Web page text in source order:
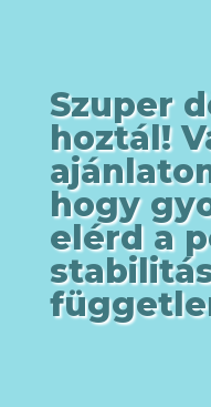
Szuper
hoztál!
hogy
elérd a